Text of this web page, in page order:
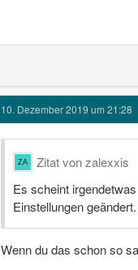
10. Dezember 2019 um 21:28
Zitat von zalexxis
Es scheint
Einstellungen geändert.
Wenn du das schon so